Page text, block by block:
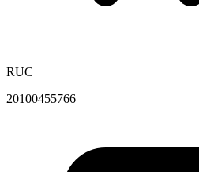
RUC
20100455766